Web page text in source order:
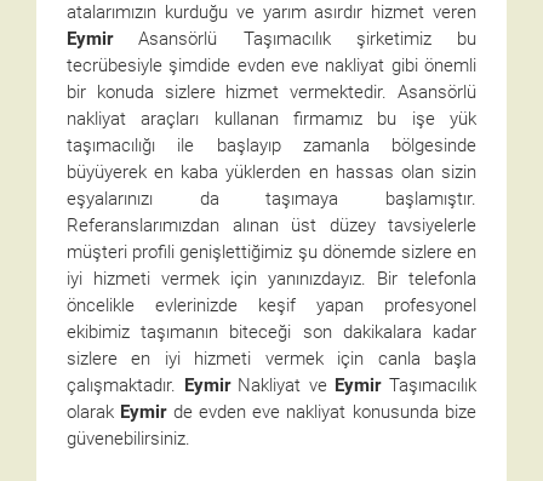
atalarımızın kurduğu ve yarım asırdır hizmet veren
EymirAsansörlü Taşımacılık şirketimiz bu
tecrübesiyle şimdide evden eve nakliyat gibi önemli
bir konuda sizlere hizmet vermektedir. Asansörlü
nakliyat araçları kullanan firmamız bu işe yük
taşımacılığı ile başlayıp zamanla bölgesinde
büyüyerek en kaba yüklerden en hassas olan sizin
eşyalarınızı da taşımaya başlamıştır.
Referanslarımızdan alınan üst düzey tavsiyelerle
müşteri profili genişlettiğimiz şu dönemde sizlere en
iyi hizmeti vermek için yanınızdayız. Bir telefonla
öncelikle evlerinizde keşif yapan profesyonel
ekibimiz taşımanın biteceği son dakikalara kadar
sizlere en iyi hizmeti vermek için canla başla
çalışmaktadır. EymirNakliyat ve EymirTaşımacılık
olarak Eymirde evden eve nakliyat konusunda bize
güvenebilirsiniz.